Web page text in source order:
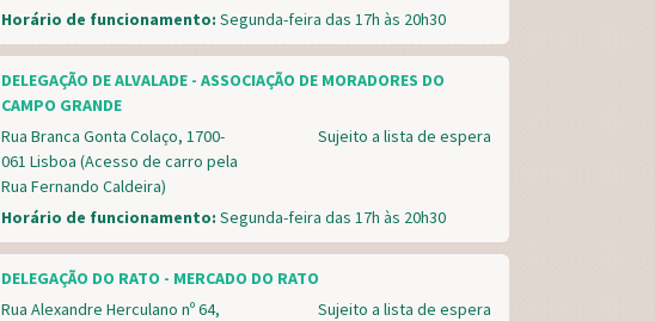
Horário de funcionamento: Segunda-feira das 17h às 20h30
DELEGAÇÃO DE ALVALADE - ASSOCIAÇÃO DE MORADORES DO
CAMPO GRANDE
Rua Branca Gonta Colaço, 1700-
061 Lisboa (Acesso de carro pela
Rua Fernando Caldeira)
Sujeito a lista de espera
Horário de funcionamento: Segunda-feira das 17h às 20h30
DELEGAÇÃO DO RATO - MERCADO DO RATO
Rua Alexandre Herculano nº 64,
Sujeito a lista de espera